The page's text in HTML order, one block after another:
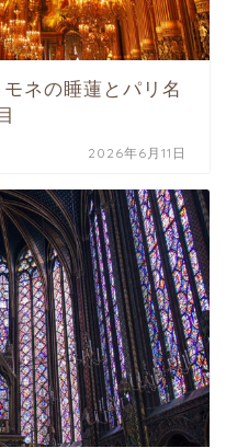
ネの睡蓮とパリ名
2026年6月11日